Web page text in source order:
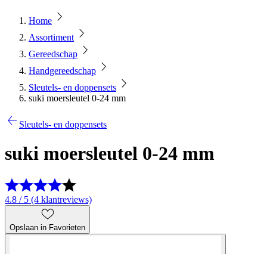
Home
Assortiment
Gereedschap
Handgereedschap
Sleutels- en doppensets
suki moersleutel 0-24 mm
Sleutels- en doppensets
suki moersleutel 0-24 mm
4.8 / 5 (4 klantreviews)
Opslaan in Favorieten